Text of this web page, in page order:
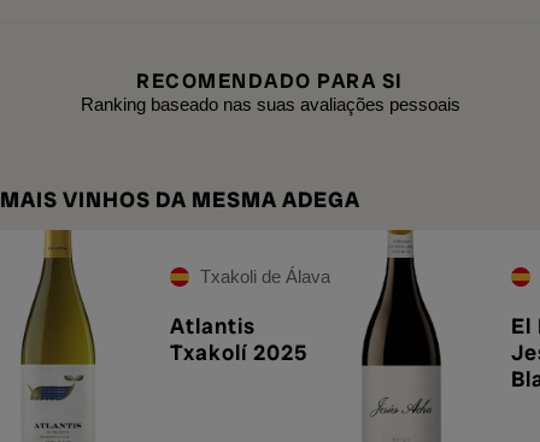
RECOMENDADO PARA SI
Ranking baseado nas suas avaliações pessoais
MAIS VINHOS DA MESMA ADEGA
Txakoli de Álava
Atlantis
Txakolí 2025
El